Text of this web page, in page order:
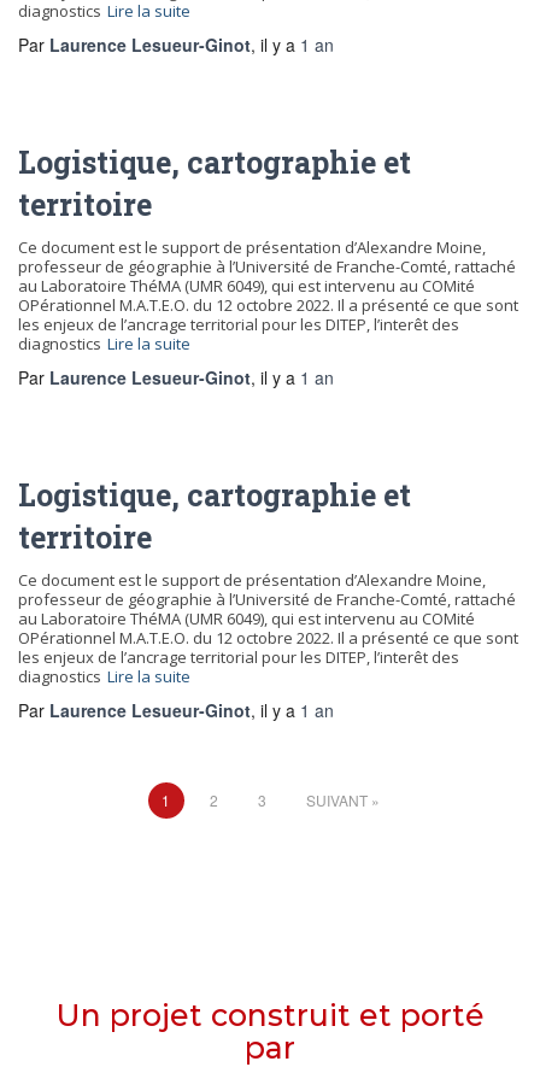
diagnostics Lire la suite
Par Laurence Lesueur-Ginot, il y a 1 an
Logistique, cartographie et
territoire
Ce document est le support de présentation d’Alexandre Moine,
professeur de géographie à l’Université de Franche-Comté, rattaché
au Laboratoire ThéMA (UMR 6049), qui est intervenu au COMité
OPérationnel M.A.T.E.O. du 12 octobre 2022. Il a présenté ce que sont
les enjeux de l’ancrage territorial pour les DITEP, l’interêt des
diagnostics Lire la suite
Par Laurence Lesueur-Ginot, il y a 1 an
Logistique, cartographie et
territoire
Ce document est le support de présentation d’Alexandre Moine,
professeur de géographie à l’Université de Franche-Comté, rattaché
au Laboratoire ThéMA (UMR 6049), qui est intervenu au COMité
OPérationnel M.A.T.E.O. du 12 octobre 2022. Il a présenté ce que sont
les enjeux de l’ancrage territorial pour les DITEP, l’interêt des
diagnostics Lire la suite
Par Laurence Lesueur-Ginot, il y a 1 an
Pagination
1 2 3 SUIVANT
Un projet construit et porté
par